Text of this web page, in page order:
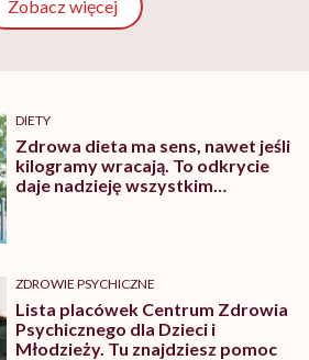
Zobacz więcej
DIETY
Zdrowa dieta ma sens, nawet jeśli
kilogramy wracają. To odkrycie
daje nadzieję wszystkim
ZDROWIE PSYCHICZNE
Lista placówek Centrum Zdrowia
Psychicznego dla Dzieci i
Młodzieży. Tu znajdziesz pomoc